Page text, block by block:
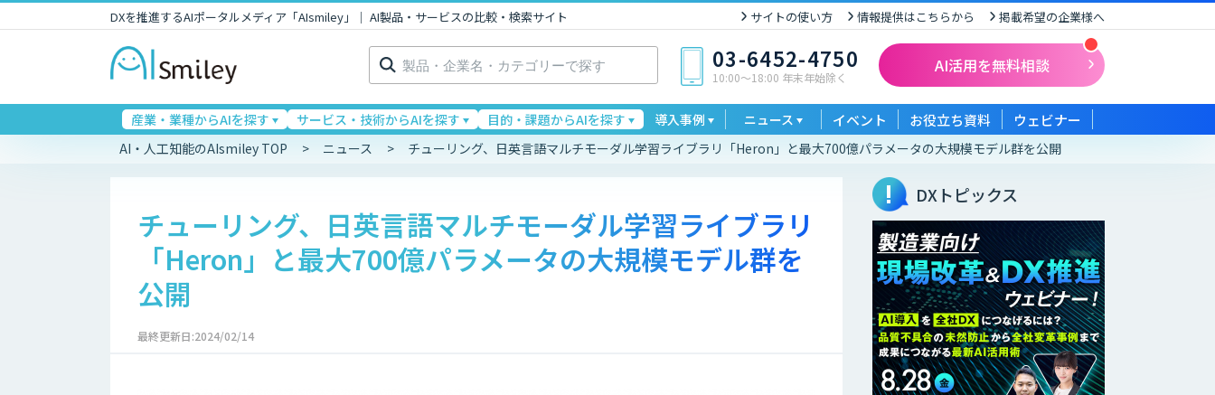
DXを推進するAIポータルメディア「AIsmiley」｜ AI製品・サービスの比較・検索サイト サイトの使い方 情報提供はこちらから 掲載希望の企業様へ
検
索: 03-6452-4750
10:00〜18:00 年末年始除く
AI活用を無料相談
産業・業種からAIを探す サービス・技術からAIを探す 目的・課題からAIを探す 導入事例 ニュース イベント お役立ち資料 ウェビナー
AI・人工知能のAIsmiley TOP ニュース チューリング、日英言語マルチモーダル学習ライブラリ「Heron」と最大700億パラメータの大規模モデル群を公開
チューリング、日英言語マルチモーダル学習ライブラリ
「Heron」と最大700億パラメータの大規模モデル群を
公開
最終更新日:2024/02/14
DXトピックス